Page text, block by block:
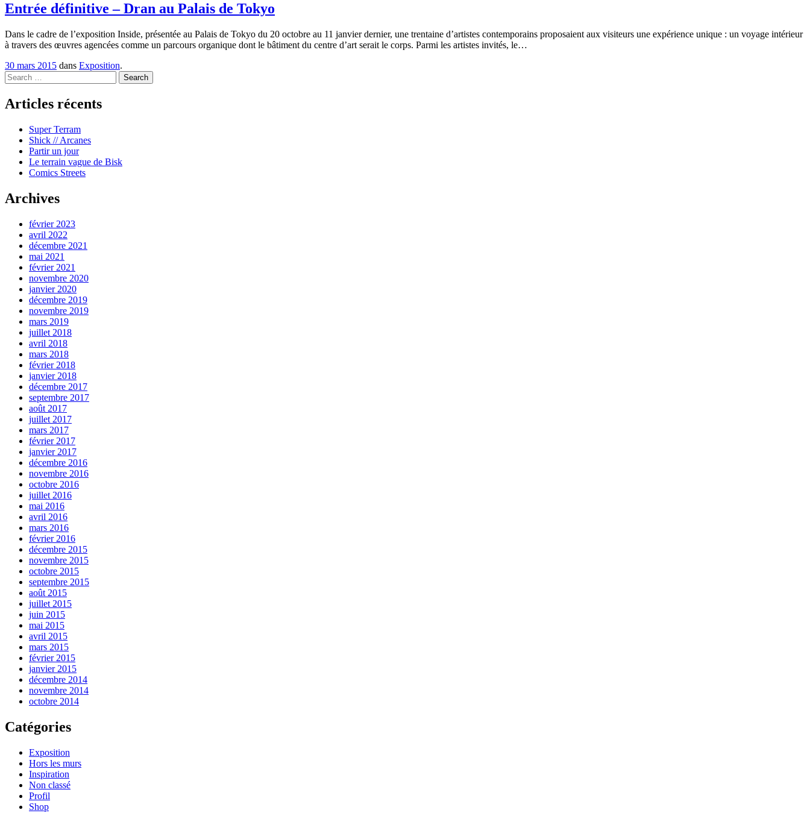
Entrée définitive – Dran au Palais de Tokyo
Dans le cadre de l’exposition Inside, présentée au Palais de Tokyo du 20 octobre au 11 janvier dernier, une trentaine d’artistes contemporains proposaient aux visiteurs une expérience unique : un voyage intérieur
à travers des œuvres agencées comme un parcours organique dont le bâtiment du centre d’art serait le corps. Parmi les artistes invités, le…
30 mars 2015 dans Exposition.
Search
Articles récents
Super Terram
Shick // Arcanes
Partir un jour
Le terrain vague de Bisk
Comics Streets
Archives
février 2023
avril 2022
décembre 2021
mai 2021
février 2021
novembre 2020
janvier 2020
décembre 2019
novembre 2019
mars 2019
juillet 2018
avril 2018
mars 2018
février 2018
janvier 2018
décembre 2017
septembre 2017
août 2017
juillet 2017
mars 2017
février 2017
janvier 2017
décembre 2016
novembre 2016
octobre 2016
juillet 2016
mai 2016
avril 2016
mars 2016
février 2016
décembre 2015
novembre 2015
octobre 2015
septembre 2015
août 2015
juillet 2015
juin 2015
mai 2015
avril 2015
mars 2015
février 2015
janvier 2015
décembre 2014
novembre 2014
octobre 2014
Catégories
Exposition
Hors les murs
Inspiration
Non classé
Profil
Shop